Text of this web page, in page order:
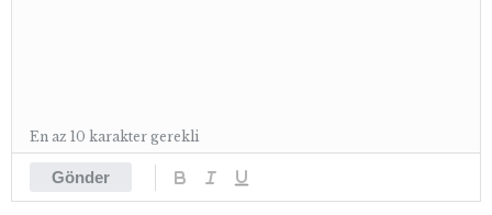
Gönder
En az 10 karakter gerekli